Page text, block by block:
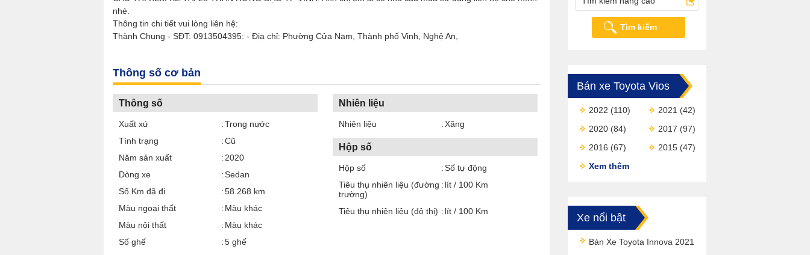
nhé.
Thông tin chi tiết vui lòng liên hệ:
Thành Chung - SĐT: 0913504395: - Địa chỉ: Phường Cửa Nam, Thành phố Vinh, Nghệ An,
Thông số cơ bản
Thông số
Xuất xứ
Trong nước
Tình trạng
Cũ
Năm sản xuất
2020
Dòng xe
Sedan
Số Km đã đi
58.268 km
Màu ngoại thất
Màu khác
Màu nội thất
Màu khác
Số ghế
5 ghế
Nhiên liệu
Nhiên liệu Xăng
Hộp số
Hộp số
Số tự động
Tiêu thụ nhiên liệu (đường
trường)
lít / 100 Km
Tiêu thụ nhiên liệu (đô thị) lít / 100 Km
Tìm kiếm
Bán xe Toyota Vios
2022 (110) 2021 (42)
2020 (84) 2017 (97)
2016 (67) 2015 (47)
Xem thêm
Xe nổi bật
Bán Xe Toyota Innova 2021